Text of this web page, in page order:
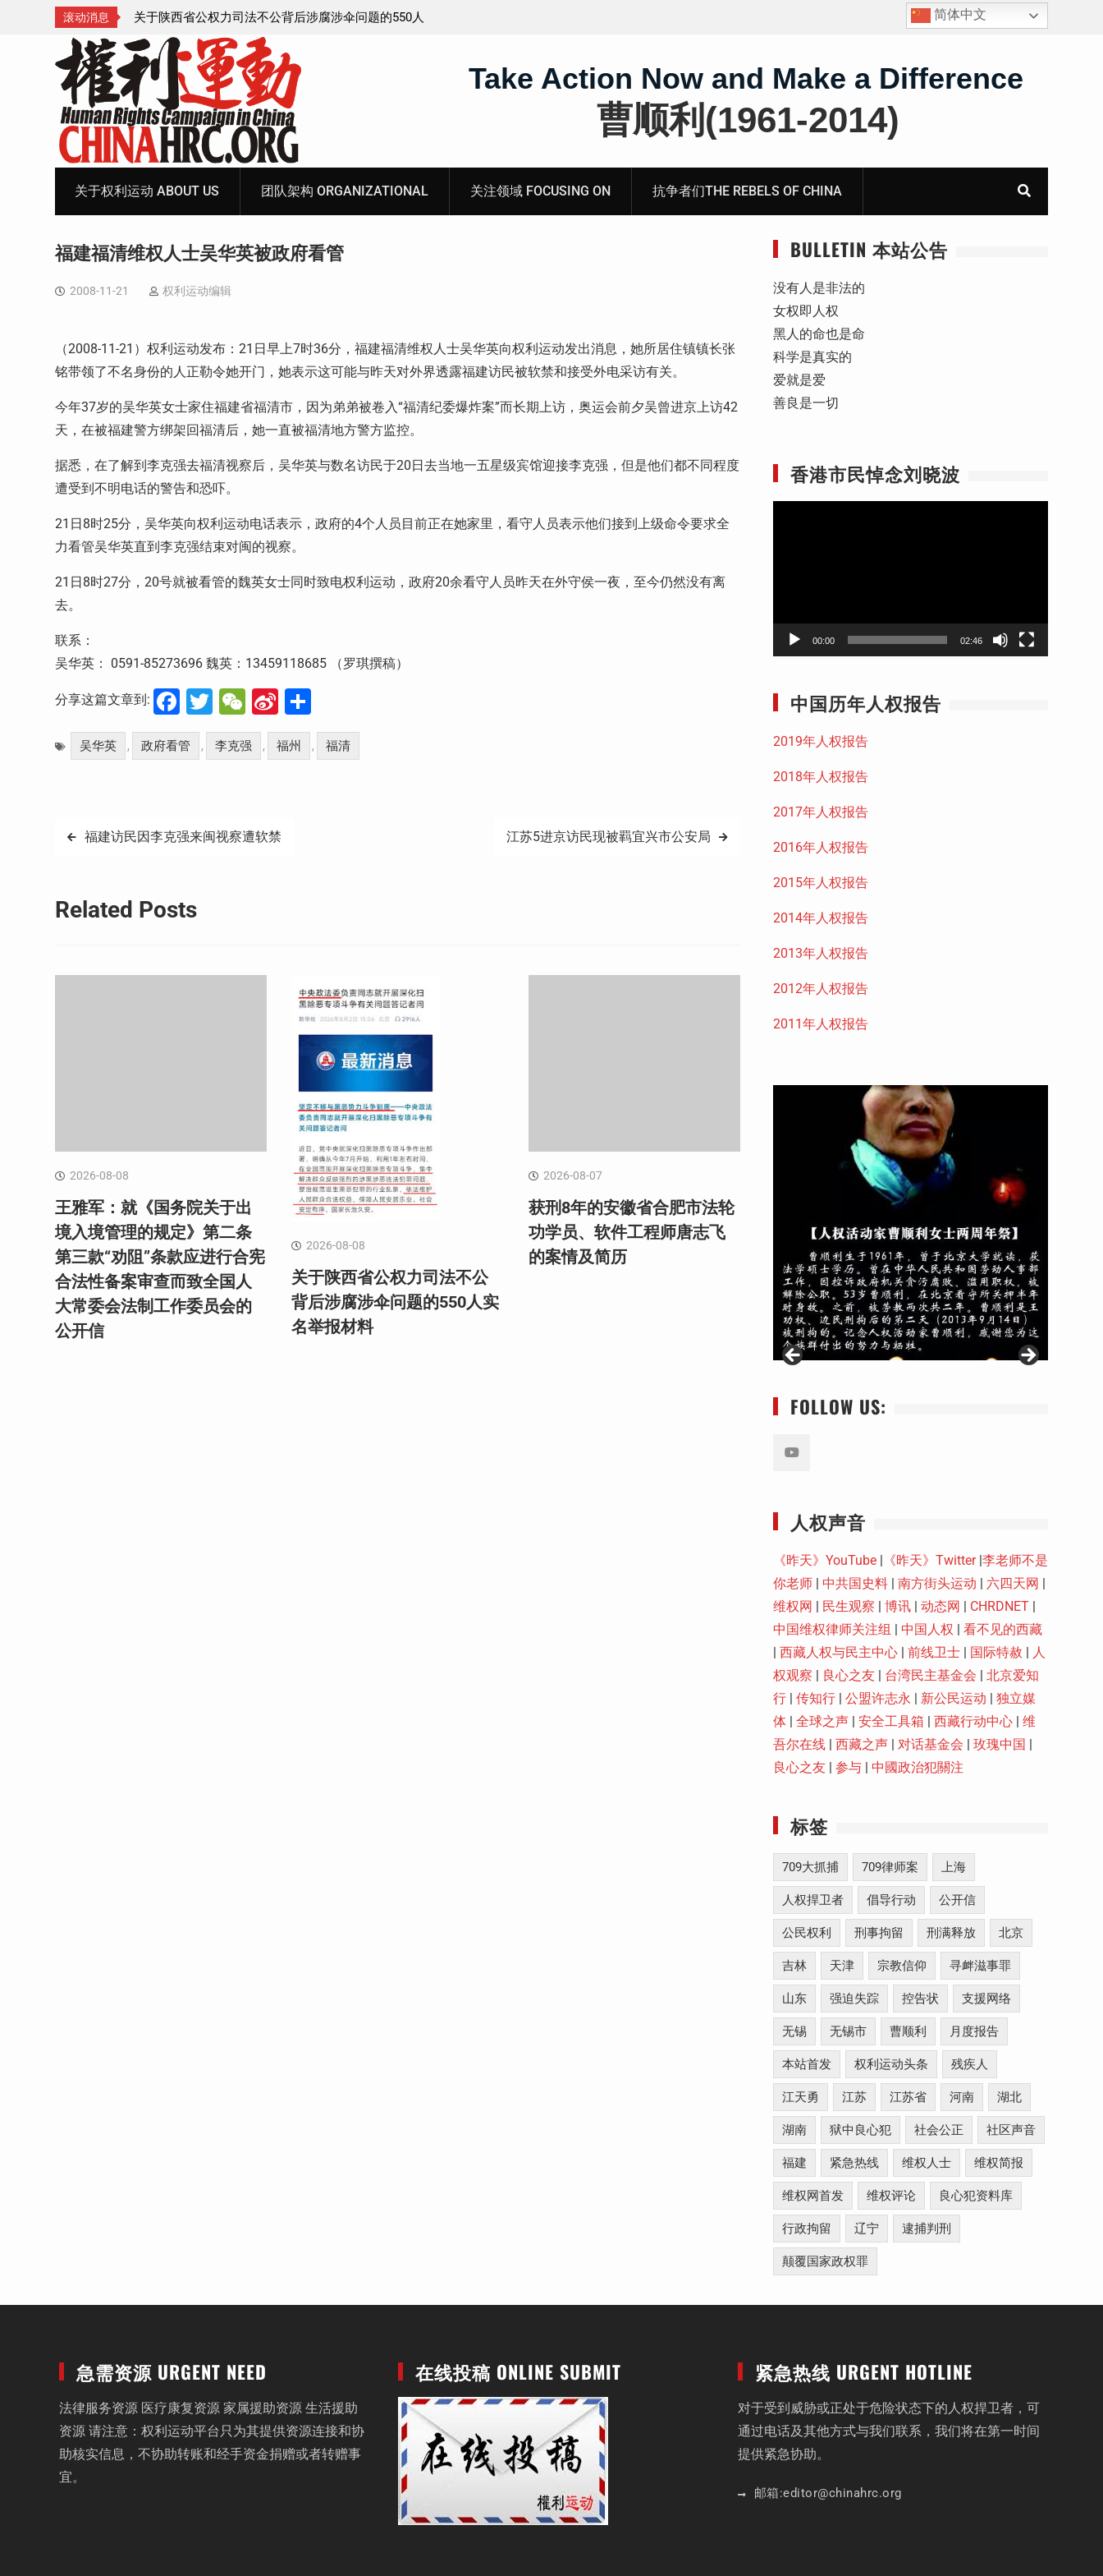
滚动消息
涉伞问题的550人
获刑8年的安徽省合肥市法轮功学员、软件工程师唐志
飞的案情及简历
王雅军：就《国务院关于出境入境管理的规定》第二条
简体中文
Take Action Now and Make a Difference
曹顺利(1961-2014)
关于权利运动 ABOUT US 团队架构 ORGANIZATIONAL 关注领域 FOCUSING ON 抗争者们THE REBELS OF CHINA
福建福清维权人士吴华英被政府看管
2008-11-21 权利运动编辑
（2008-11-21）权利运动发布：21日早上7时36分，福建福清维权人士吴华英向权利运动发出消息，她所居住镇镇长张
铭带领了不名身份的人正勒令她开门，她表示这可能与昨天对外界透露福建访民被软禁和接受外电采访有关。
今年37岁的吴华英女士家住福建省福清市，因为弟弟被卷入“福清纪委爆炸案”而长期上访，奥运会前夕吴曾进京上访42
天，在被福建警方绑架回福清后，她一直被福清地方警方监控。
据悉，在了解到李克强去福清视察后，吴华英与数名访民于20日去当地一五星级宾馆迎接李克强，但是他们都不同程度
遭受到不明电话的警告和恐吓。
21日8时25分，吴华英向权利运动电话表示，政府的4个人员目前正在她家里，看守人员表示他们接到上级命令要求全
力看管吴华英直到李克强结束对闽的视察。
21日8时27分，20号就被看管的魏英女士同时致电权利运动，政府20余看守人员昨天在外守侯一夜，至今仍然没有离
去。
联系：
吴华英： 0591-85273696 魏英：13459118685 （罗琪撰稿）
分享这篇文章到: Facebook
Twitter
WeChat
Sina
Weibo
享
吴华英 , 政府看管 , 李克强 , 福州 , 福清
文
导
福建访民因李克强来闽视察遭软禁 江苏5进京访民现被羁宜兴市公安局
Related Posts
2026-08-08
王雅军：就《国务院关于出
境入境管理的规定》第二条
第三款“劝阻”条款应进行合宪
合法性备案审查而致全国人
大常委会法制工作委员会的
公开信
2026-08-08
关于陕西省公权力司法不公
背后涉腐涉伞问题的550人实
名举报材料
2026-08-07
获刑8年的安徽省合肥市法轮
功学员、软件工程师唐志飞
的案情及简历
BULLETIN 本站公告
没有人是非法的
女权即人权
黑人的命也是命
科学是真实的
爱就是爱
善良是一切
香港市民悼念刘晓波
00:00 02:46
中国历年人权报告
2019年人权报告
2018年人权报告
2017年人权报告
2016年人权报告
2015年人权报告
2014年人权报告
2013年人权报告
2012年人权报告
2011年人权报告
FOLLOW US:
人权声音
《昨天》YouTube | 《昨天》Twitter|李老师不是
你老师 | 中共国史料 | 南方街头运动 | 六四天网 |
维权网 | 民生观察 | 博讯 | 动态网 | CHRDNET |
中国维权律师关注组 | 中国人权 | 看不见的西藏
| 西藏人权与民主中心 | 前线卫士 | 国际特赦 | 人
权观察 | 良心之友 | 台湾民主基金会 | 北京爱知
行 | 传知行 | 公盟许志永 | 新公民运动 | 独立媒
体 | 全球之声 | 安全工具箱 | 西藏行动中心 | 维
吾尔在线 | 西藏之声 | 对话基金会 | 玫瑰中国 |
良心之友 | 参与 | 中國政治犯關注
标签
709大抓捕 709律师案 上海
人权捍卫者 倡导行动 公开信
公民权利 刑事拘留 刑满释放 北京
吉林 天津 宗教信仰 寻衅滋事罪
山东 强迫失踪 控告状 支援网络
无锡 无锡市 曹顺利 月度报告
本站首发 权利运动头条 残疾人
江天勇 江苏 江苏省 河南 湖北
湖南 狱中良心犯 社会公正 社区声音
福建 紧急热线 维权人士 维权简报
维权网首发 维权评论 良心犯资料库
行政拘留 辽宁 逮捕判刑
颠覆国家政权罪
急需资源 URGENT NEED
法律服务资源 医疗康复资源 家属援助资源 生活援助
资源 请注意：权利运动平台只为其提供资源连接和协
助核实信息，不协助转账和经手资金捐赠或者转赠事
宜。
在线投稿 ONLINE SUBMIT 紧急热线 URGENT HOTLINE
对于受到威胁或正处于危险状态下的人权捍卫者，可
通过电话及其他方式与我们联系，我们将在第一时间
提供紧急协助。
邮箱:editor@chinahrc.org